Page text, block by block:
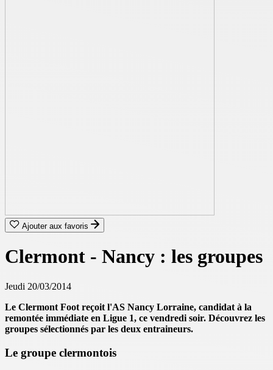
Ajouter aux favoris
Clermont - Nancy : les groupes
Jeudi 20/03/2014
Le Clermont Foot reçoit l'AS Nancy Lorraine, candidat à la
remontée immédiate en Ligue 1, ce vendredi soir. Découvrez les
groupes sélectionnés par les deux entraineurs.
Le groupe clermontois